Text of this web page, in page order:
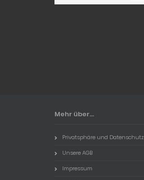
Mehr über...
Privatsphäre und Datenschutz
Unsere AGB
Impressum